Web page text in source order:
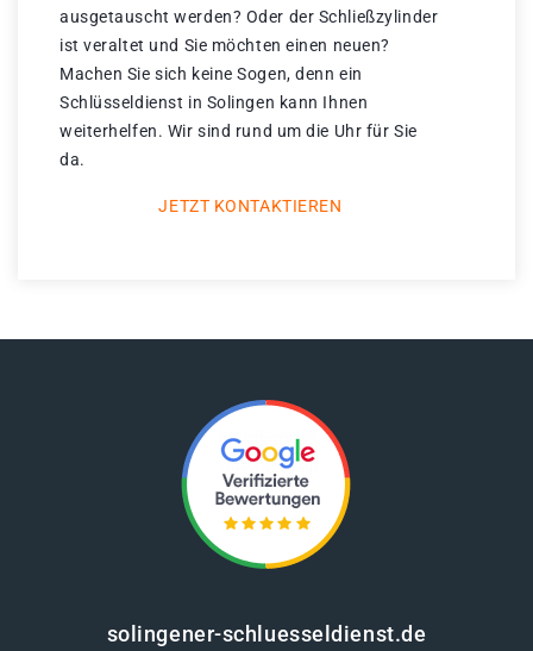
ausgetauscht werden? Oder der Schließzylinder
ist veraltet und Sie möchten einen neuen?
Machen Sie sich keine Sogen, denn ein
Schlüsseldienst in Solingen kann Ihnen
weiterhelfen. Wir sind rund um die Uhr für Sie
da.
JETZT KONTAKTIEREN
solingener-schluesseldienst.de